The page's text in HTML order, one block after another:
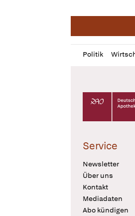
Politik
Profil
öffnen
Daz
Pur
Deutscher
Service
Newsletter
Über uns
Kontakt
Mediadaten
Abo kündigen